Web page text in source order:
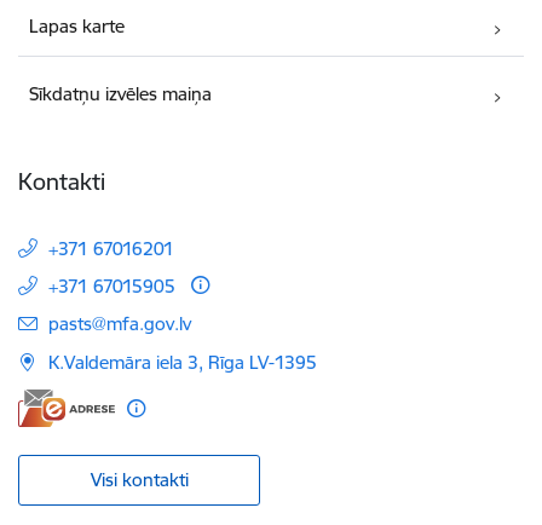
Lapas karte
Sīkdatņu izvēles maiņa
Kontakti
+371 67016201
+371 67015905
E-pasts:
pasts@mfa.gov.lv
K.Valdemāra iela 3, Rīga LV-1395
Visi kontakti